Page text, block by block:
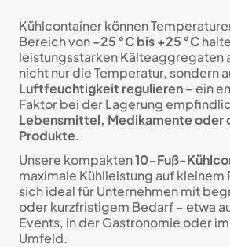
Kühlcontainer können
Bereich von-25 °C bis +25 °C
leistungsstarken Kälteaggregaten
nicht nur die Temperatur, sondern
Luftfeuchtigkeit regulieren– ein
Faktor bei der Lagerung
Lebensmittel, Medikamente oder
Produkte.
Unsere kompakten10-Fuß-
maximale Kühlleistung auf kleinem
sich ideal für Unternehmen mit
oder kurzfristigem Bedarf – etwa
Events, in der Gastronomie oder
Umfeld.